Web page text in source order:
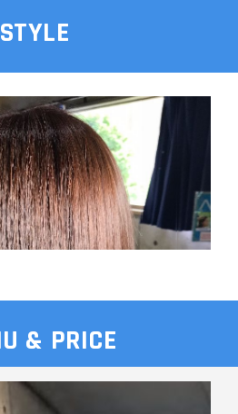
STYLE
るヘアスタイル♪日常でダメージ
てあげませんか？
& PRICE